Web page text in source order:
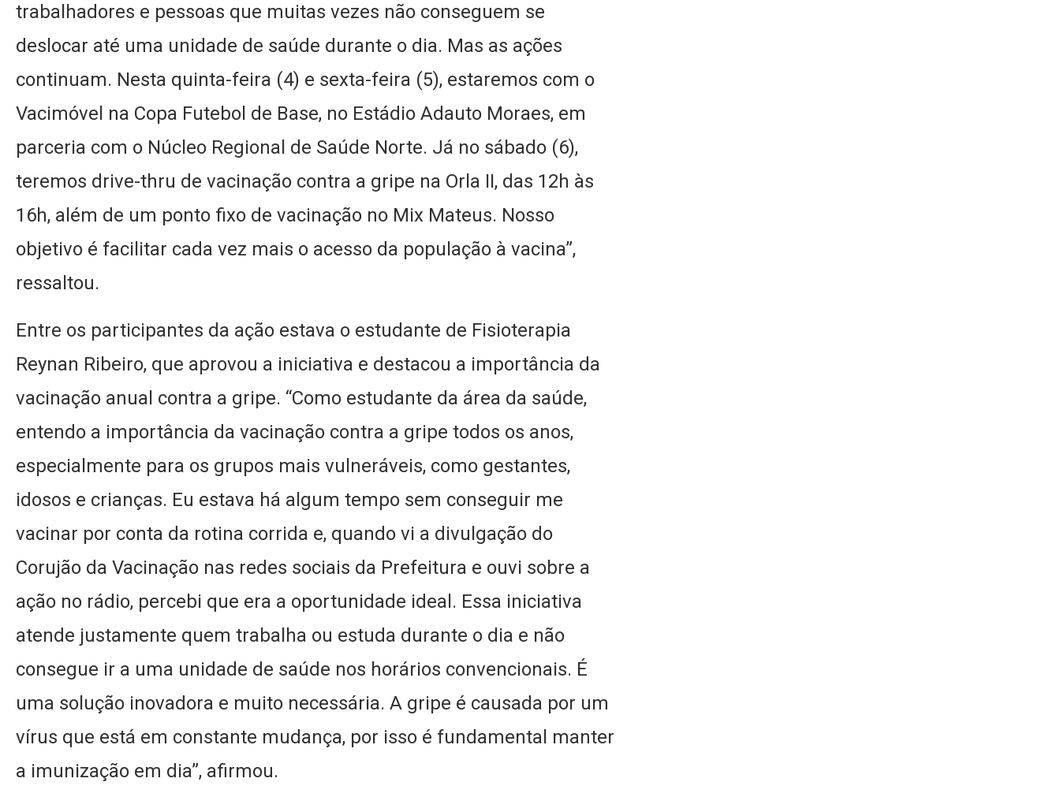
trabalhadores e pessoas que muitas vezes não conseguem se
deslocar até uma unidade de saúde durante o dia. Mas as ações
continuam. Nesta quinta-feira (4) e sexta-feira (5), estaremos com o
Vacimóvel na Copa Futebol de Base, no Estádio Adauto Moraes, em
parceria com o Núcleo Regional de Saúde Norte. Já no sábado (6),
teremos drive-thru de vacinação contra a gripe na Orla II, das 12h às
16h, além de um ponto fixo de vacinação no Mix Mateus. Nosso
objetivo é facilitar cada vez mais o acesso da população à vacina”,
ressaltou.
Entre os participantes da ação estava o estudante de Fisioterapia
Reynan Ribeiro, que aprovou a iniciativa e destacou a importância da
vacinação anual contra a gripe. “Como estudante da área da saúde,
entendo a importância da vacinação contra a gripe todos os anos,
especialmente para os grupos mais vulneráveis, como gestantes,
idosos e crianças. Eu estava há algum tempo sem conseguir me
vacinar por conta da rotina corrida e, quando vi a divulgação do
Corujão da Vacinação nas redes sociais da Prefeitura e ouvi sobre a
ação no rádio, percebi que era a oportunidade ideal. Essa iniciativa
atende justamente quem trabalha ou estuda durante o dia e não
consegue ir a uma unidade de saúde nos horários convencionais. É
uma solução inovadora e muito necessária. A gripe é causada por um
vírus que está em constante mudança, por isso é fundamental manter
a imunização em dia”, afirmou.